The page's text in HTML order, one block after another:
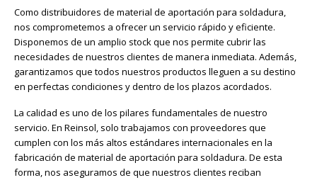
Como distribuidores de material de aportación para soldadura,
nos comprometemos a ofrecer un servicio rápido y eficiente.
Disponemos de un amplio stock que nos permite cubrir las
necesidades de nuestros clientes de manera inmediata. Además,
garantizamos que todos nuestros productos lleguen a su destino
en perfectas condiciones y dentro de los plazos acordados.
La calidad es uno de los pilares fundamentales de nuestro
servicio. En Reinsol, solo trabajamos con proveedores que
cumplen con los más altos estándares internacionales en la
fabricación de material de aportación para soldadura. De esta
forma, nos aseguramos de que nuestros clientes reciban